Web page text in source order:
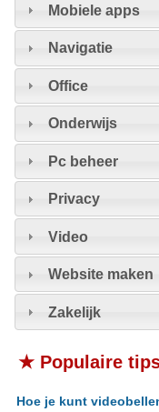
Mobiele apps
Navigatie
Office
Onderwijs
Pc beheer
Privacy
Video
Website maken
Zakelijk
★ Populaire
Hoe je kunt